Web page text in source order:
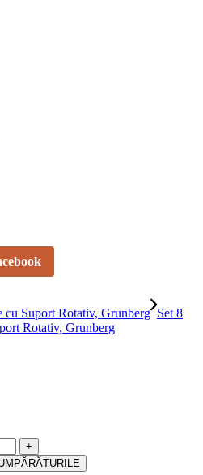
cu Suport Rotativ, Grunberg Set 8
Rotativ, Grunberg
+